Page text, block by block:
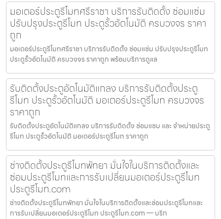
มอเตอร์ประตูรีโมทศรีราชา บริการรับติดตั้ง ซ่อมแซ่ม
ปรับปรุงประตูรีโมท ประตูรั้วอัตโนมัติ ครบวงจร ราคา
ถูก
มอเตอร์ประตูรีโมทศรีราชา บริการรับติดตั้ง ซ่อมแซ่ม ปรับปรุงประตูรีโมท
ประตูรั้วอัตโนมัติ ครบวงจร ราคาถูก พร้อมบริการดูแล
รับติดตั้งประตูอัตโนมัติแกลง บริการรับติดตั้งประตู
รีโมท ประตูรั้วอัตโนมัติ มอเตอร์ประตูรีโมท ครบวงจร
ราคาถูก
รับติดตั้งประตูอัตโนมัติแกลง บริการรับติดตั้ง ซ่อมแซม และ จำหน่ายประตู
รีโมท ประตูรั้วอัตโนมัติ มอเตอร์ประตูรีโมท ราคาถูก
ช่างติดตั้งประตูรีโมทพัทยา มั่นใจในบริการติดตั้งและ
ซ่อมประตูรีโมทและการรับเปลี่ยนมอเตอร์ประตูรีโมท
ประตูรีโมท.com
ช่างติดตั้งประตูรีโมทพัทยา มั่นใจในบริการติดตั้งและซ่อมประตูรีโมทและ
การรับเปลี่ยนมอเตอร์ประตูรีโมท ประตูรีโมท.com — บริก